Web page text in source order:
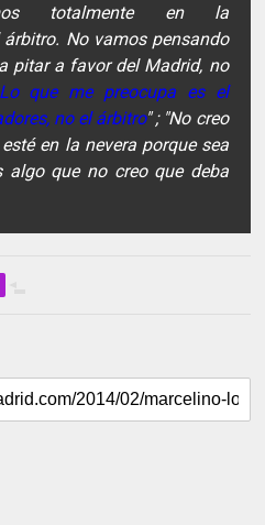
totalmente en la
No vamos pensando
pitar a favor del Madrid, no
Lo que me preocupa es el
no el árbitro" ; "No creo
en la nevera porque sea
algo que no creo que deba